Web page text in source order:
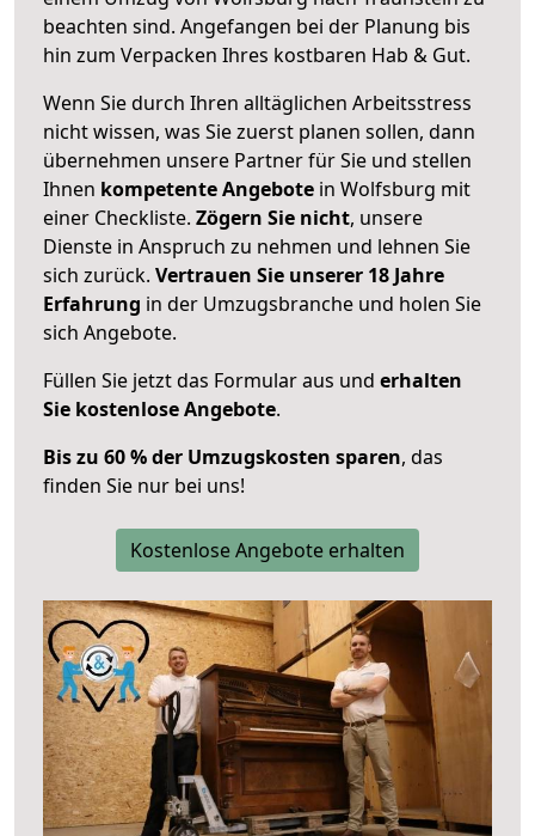
beachten sind. Angefangen bei der Planung bis
hin zum Verpacken Ihres kostbaren Hab & Gut.
Wenn Sie durch Ihren alltäglichen Arbeitsstress
nicht wissen, was Sie zuerst planen sollen, dann
übernehmen unsere Partner für Sie und stellen
Ihnen kompetente Angebote in Wolfsburg mit
einer Checkliste. Zögern Sie nicht, unsere
Dienste in Anspruch zu nehmen und lehnen Sie
sich zurück. Vertrauen Sie unserer 18 Jahre
Erfahrung in der Umzugsbranche und holen Sie
sich Angebote.
Füllen Sie jetzt das Formular aus und erhalten
Sie kostenlose Angebote.
Bis zu 60 % der Umzugskosten sparen, das
finden Sie nur bei uns!
Kostenlose Angebote erhalten